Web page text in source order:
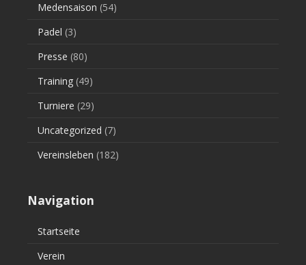
Medensaison (54)
Padel (3)
Presse (80)
Training (49)
Turniere (29)
Uncategorized (7)
Vereinsleben (182)
Navigation
Startseite
Verein